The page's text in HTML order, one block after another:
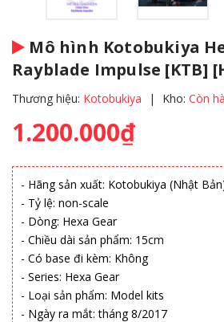
Mô hình Kotobukiya
Rayblade Impulse [KTB]
Thương hiệu: Kotobukiya | Kho: Còn
1.200.000₫
- Hãng sản xuất: Kotobukiya (Nhật
- Tỷ lệ: non-scale
- Dòng: Hexa Gear
- Chiều dài sản phẩm: 15cm
- Có base đi kèm: Không
- Series: Hexa Gear
- Loại sản phẩm: Model kits
- Ngày ra mắt: tháng 8/2017